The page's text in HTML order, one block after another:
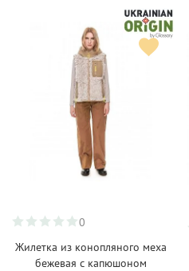
0
Жилетка из конопляного меха
бежевая с капюшоном